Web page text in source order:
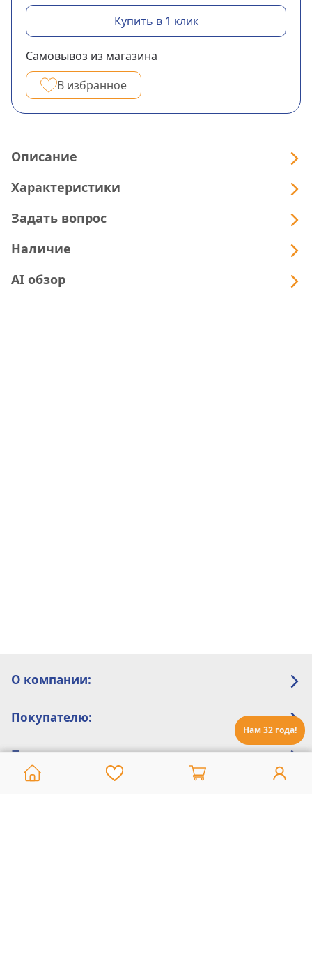
Нам 32 года!
Купить в 1 клик
Самовывоз из магазина
В избранное
Описание
Характеристики
Задать вопрос
Наличие
AI обзор
О компании:
Покупателю:
Помощь: